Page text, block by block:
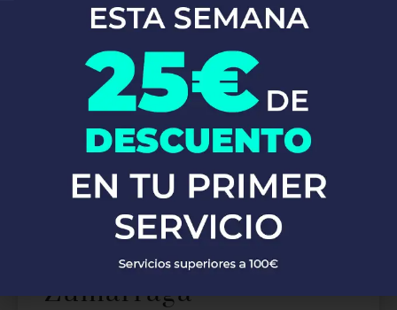
instalaciones de fontanería o mantenimiento preventivo, nuestro
equipo está listo para proporcionarte soluciones rápidas y
eficaces, garantizando siempre la máxima calidad y satisfacción
del cliente.
Fontaneros Zurgena
Fontaneros
Zumarraga